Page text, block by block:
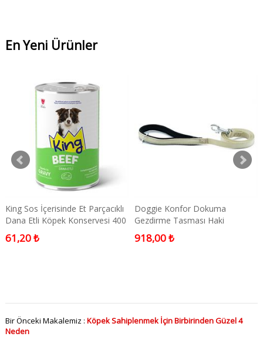
En Yeni Ürünler
King Sos İçerisinde Et Parçacıklı
Dana Etli Köpek Konservesi 400
gr
61,20 ₺
Doggie Konfor Dokuma
Gezdirme Tasması Haki
2.5x120cm Medium
918,00 ₺
Bir Önceki Makalemiz : Köpek Sahiplenmek İçin Birbirinden Güzel 4
Neden